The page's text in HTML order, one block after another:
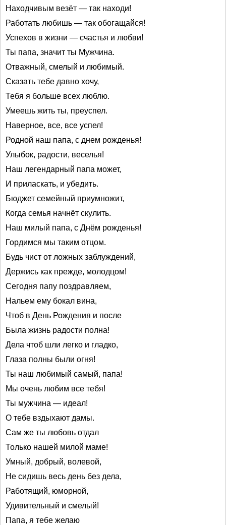
Находчивым везёт — так находи!
Работать любишь — так обогащайся!
Успехов в жизни — счастья и любви!
Ты папа, значит ты Мужчина.
Отважный, смелый и любимый.
Сказать тебе давно хочу,
Тебя я больше всех люблю.
Умеешь жить ты, преуспел.
Наверное, все, все успел!
Родной наш папа, с днем рожденья!
Улыбок, радости, веселья!
Наш легендарный папа может,
И приласкать, и убедить.
Бюджет семейный приумножит,
Когда семья начнёт скулить.
Наш милый папа, с Днём рожденья!
Гордимся мы таким отцом.
Будь чист от ложных заблуждений,
Держись как прежде, молодцом!
Сегодня папу поздравляем,
Нальем ему бокал вина,
Чтоб в День Рождения и после
Была жизнь радости полна!
Дела чтоб шли легко и гладко,
Глаза полны были огня!
Ты наш любимый самый, папа!
Мы очень любим все тебя!
Ты мужчина — идеал!
О тебе вздыхают дамы.
Сам же ты любовь отдал
Только нашей милой маме!
Умный, добрый, волевой,
Не сидишь весь день без дела,
Работящий, юморной,
Удивительный и смелый!
Папа, я тебе желаю